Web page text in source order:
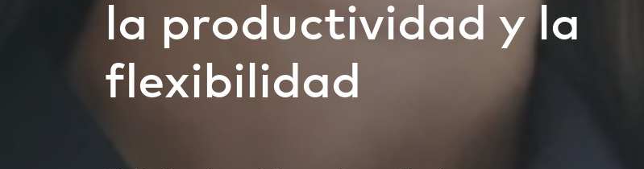
la productividad y la
flexibilidad